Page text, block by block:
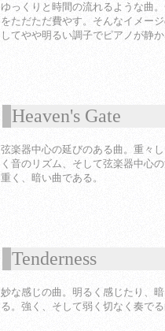
ゆっくりと時間の流れるような曲
をただただ費やす。そんなイメー
してやや明るい調子でピアノが静か
Heaven's Gate
弦楽器中心の延びのある曲。重々
く音のリズム、そして弦楽器中心
重く、暗い曲である。
Tenderness
妙な感じの曲。明るく感じたり、
る。強く、そして弱く切なく奏でる